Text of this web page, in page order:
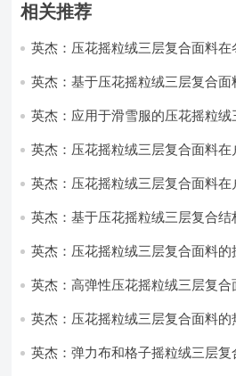
相关推荐
英杰：压花摇粒绒三层复合面料
英杰：基于压花摇粒绒三层复合
英杰：应用于滑雪服的压花摇粒
英杰：压花摇粒绒三层复合面料
英杰：压花摇粒绒三层复合面料
英杰：基于压花摇粒绒三层复合
英杰：压花摇粒绒三层复合面料
英杰：高弹性压花摇粒绒三层复
英杰：压花摇粒绒三层复合面料
英杰：弹力布和格子摇粒绒三层